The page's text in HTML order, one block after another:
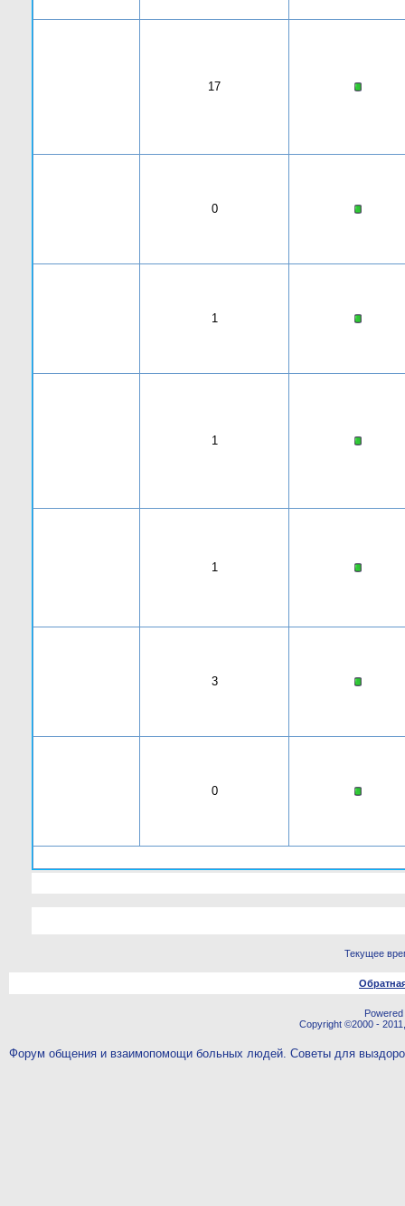
17
0
1
1
1
3
0
Текущее
Copyright ©2000 -
Форум общения и взаимопомощи больных людей. Советы для